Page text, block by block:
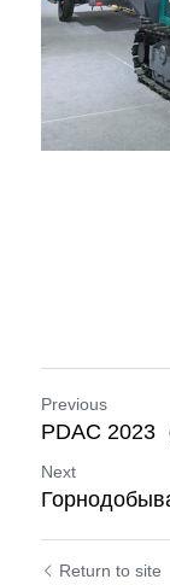
Previous
PDAC 2023
Next
Return to site